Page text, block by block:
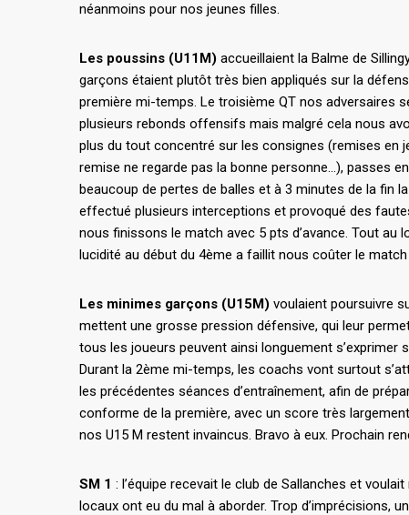
néanmoins pour nos jeunes filles.
Les poussins (U11M) accueillaient la Balme de
garçons étaient plutôt très bien appliqués sur la
première mi-temps. Le troisième QT nos
plusieurs rebonds offensifs mais malgré cela nous
plus du tout concentré sur les consignes (remises en
remise ne regarde pas la bonne personne…), passes
beaucoup de pertes de balles et à 3 minutes de la fin
effectué plusieurs interceptions et provoqué des
nous finissons le match avec 5 pts d’avance. Tout
lucidité au début du 4ème a faillit nous coûter le
Les minimes garçons (U15M) voulaient poursuivre
mettent une grosse pression défensive, qui leur
tous les joueurs peuvent ainsi longuement
Durant la 2ème mi-temps, les coachs vont surtout
les précédentes séances d’entraînement, afin de
conforme de la première, avec un score très
nos U15 M restent invaincus. Bravo à eux. Prochain
SM 1 : l’équipe recevait le club de Sallanches et
locaux ont eu du mal à aborder. Trop d’imprécisions,